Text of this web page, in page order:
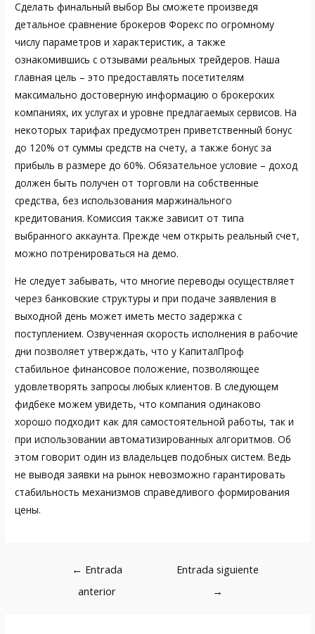
Сделать финальный выбор Вы сможете произведя
детальное сравнение брокеров Форекс по огромному
числу параметров и характеристик, а также
ознакомившись с отзывами реальных трейдеров. Наша
главная цель – это предоставлять посетителям
максимально достоверную информацию о брокерских
компаниях, их услугах и уровне предлагаемых сервисов. На
некоторых тарифах предусмотрен приветственный бонус
до 120% от суммы средств на счету, а также бонус за
прибыль в размере до 60%. Обязательное условие – доход
должен быть получен от торговли на собственные
средства, без использования маржинального
кредитования. Комиссия также зависит от типа
выбранного аккаунта. Прежде чем открыть реальный счет,
можно потренироваться на демо.
Не следует забывать, что многие переводы осуществляет
через банковские структуры и при подаче заявления в
выходной день может иметь место задержка с
поступлением. Озвученная скорость исполнения в рабочие
дни позволяет утверждать, что у КапиталПроф
стабильное финансовое положение, позволяющее
удовлетворять запросы любых клиентов. В следующем
фидбеке можем увидеть, что компания одинаково
хорошо подходит как для самостоятельной работы, так и
при использовании автоматизированных алгоритмов. Об
этом говорит один из владельцев подобных систем. Ведь
не выводя заявки на рынок невозможно гарантировать
стабильность механизмов справедливого формирования
цены.
Navegación
← Entrada
anterior
Entrada siguiente
→